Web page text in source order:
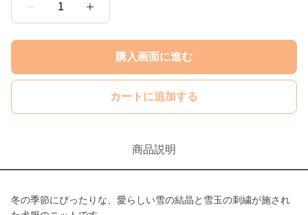
1
購入画面に進む
カートに追加する
商品説明
冬の季節にぴったりな、愛らしい雪の結晶と雪玉の刺繍が施され